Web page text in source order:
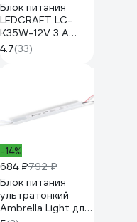
Блок питания
LEDCRAFT LC-
K35W-12V 3 А
карандаш
282x18x18
4.7(33)
-14%
684 ₽792 ₽
Блок питания
ультратонкий
Ambrella Light для